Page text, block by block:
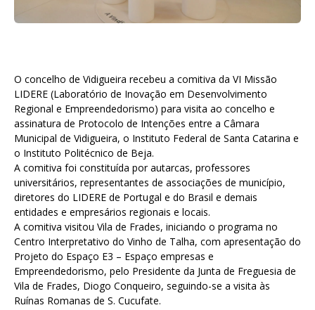
O concelho de Vidigueira recebeu a comitiva da VI Missão
LIDERE (Laboratório de Inovação em Desenvolvimento
Regional e Empreendedorismo) para visita ao concelho e
assinatura de Protocolo de Intenções entre a Câmara
Municipal de Vidigueira, o Instituto Federal de Santa Catarina e
o Instituto Politécnico de Beja.
A comitiva foi constituída por autarcas, professores
universitários, representantes de associações de município,
diretores do LIDERE de Portugal e do Brasil e demais
entidades e empresários regionais e locais.
A comitiva visitou Vila de Frades, iniciando o programa no
Centro Interpretativo do Vinho de Talha, com apresentação do
Projeto do Espaço E3 – Espaço empresas e
Empreendedorismo, pelo Presidente da Junta de Freguesia de
Vila de Frades, Diogo Conqueiro, seguindo-se a visita às
Ruínas Romanas de S. Cucufate.